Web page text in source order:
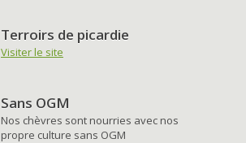
Terroirs de picardie
Visiter le site
Sans OGM
Nos chèvres sont nourries avec nos
propre culture sans OGM